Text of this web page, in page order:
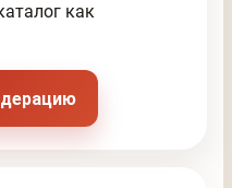
как